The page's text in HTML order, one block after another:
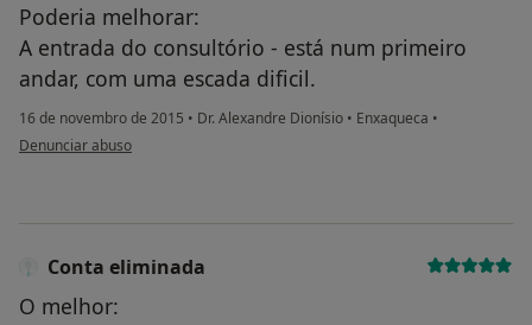
Poderia melhorar:
A entrada do consultório - está num primeiro
andar, com uma escada dificil.
16 de novembro de 2015 • Dr. Alexandre Dionísio • Enxaqueca •
na opinião do utilizador usuário
Denunciar abuso
Conta eliminada
O melhor: